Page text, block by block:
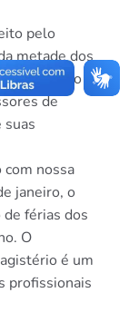
pelo
metade dos
ao menos o
de
suas
nossa
janeiro, o
férias dos
O
é um
profissionais